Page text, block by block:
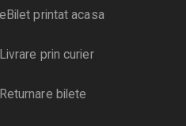
eBilet printat acasa
Livrare prin curier
Returnare bilete